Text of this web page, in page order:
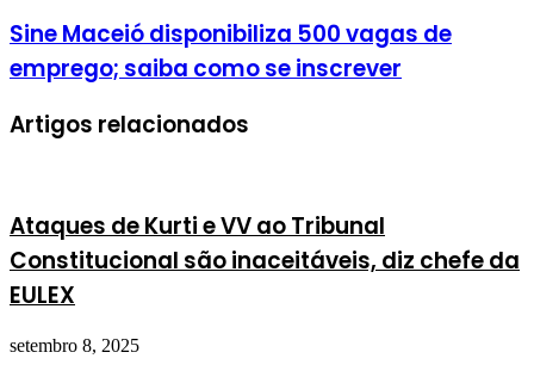
Sine Maceió disponibiliza 500 vagas de
emprego; saiba como se inscrever
Artigos relacionados
Ataques de Kurti e VV ao Tribunal
Constitucional são inaceitáveis, diz chefe da
EULEX
setembro 8, 2025